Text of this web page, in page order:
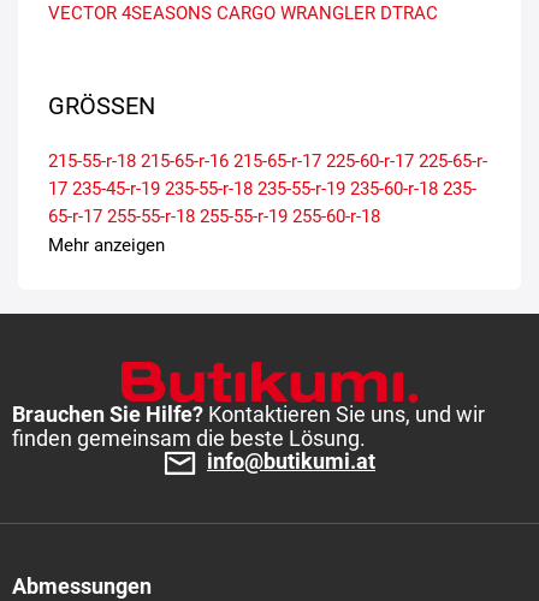
VECTOR 4SEASONS CARGO WRANGLER DTRAC
GRÖSSEN
215-55-r-18 215-65-r-16 215-65-r-17 225-60-r-17 225-65-r-
17 235-45-r-19 235-55-r-18 235-55-r-19 235-60-r-18 235-
65-r-17 255-55-r-18 255-55-r-19 255-60-r-18
Mehr anzeigen
Brauchen Sie Hilfe? Kontaktieren Sie uns, und wir
finden gemeinsam die beste Lösung.
info@butikumi.at
Abmessungen